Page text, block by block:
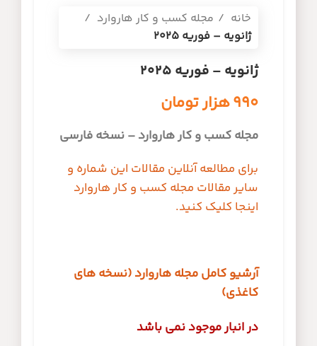
خانه
مجله کسب و کار هاروارد
ژانویه – فوریه ۲۰۲۵
ژانویه – فوریه ۲۰۲۵
۹۹۰هزار تومان
مجله کسب و کار هاروارد – نسخه فارسی
برای مطالعه آنلاین مقالات این شماره و
سایر مقالات مجله کسب و کار هاروارد
اینجا کلیک کنید.
آرشیو کامل مجله هاروارد (نسخه های
کاغذی)
در انبار موجود نمی باشد